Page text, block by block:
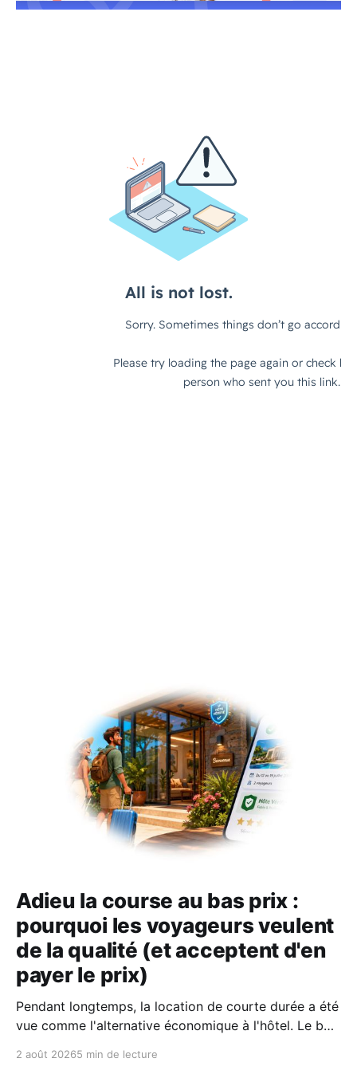
Adieu la course au bas prix :
pourquoi les voyageurs veulent
de la qualité (et acceptent d'en
payer le prix)
Pendant longtemps, la location de courte durée a été
vue comme l'alternative économique à l'hôtel. Le bon
pour économiser quelques billets. Aujourd'hui, selon
2 août 20265 min de lecture